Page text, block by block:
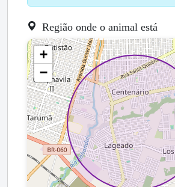
Região onde o animal está
+
−